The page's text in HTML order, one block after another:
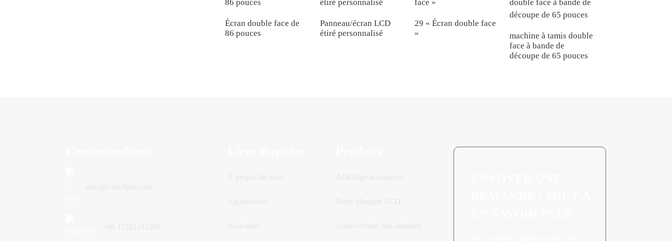
Écran double face de
86 pouces
Panneau/écran LCD
étiré personnalisé
29 « Écran double face
»
machine à tamis double
face à bande de
découpe de 65 pouces